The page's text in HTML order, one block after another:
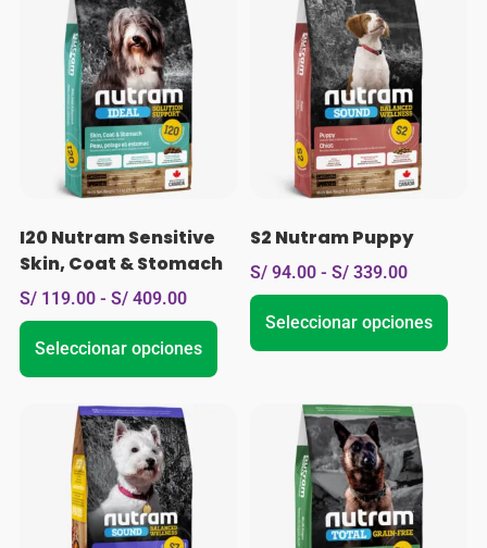
I20 Nutram Sensitive
Skin, Coat & Stomach
S/ 119.00 - S/ 409.00
Seleccionar opciones
S2 Nutram Puppy
S/ 94.00 - S/ 339.00
Seleccionar opciones